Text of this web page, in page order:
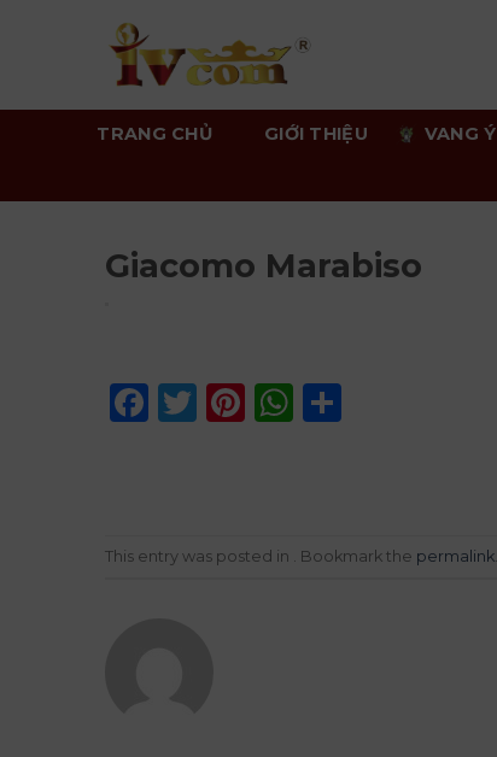
TRANG CHỦ GIỚI THIỆU VANG Ý
Giacomo Marabiso
Facebook
Twitter
Pinterest
WhatsApp
This entry was posted in . Bookmark the permalink